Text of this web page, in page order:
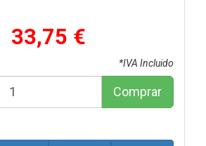
33,75 €
*IVA Incluido
Comprar